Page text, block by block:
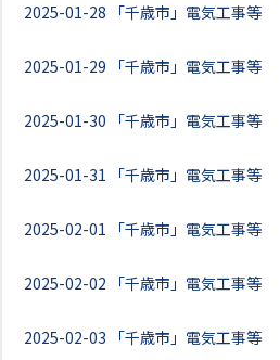
2025-01-28 「千歳市」電気工事等
2025-01-29 「千歳市」電気工事等
2025-01-30 「千歳市」電気工事等
2025-01-31 「千歳市」電気工事等
2025-02-01 「千歳市」電気工事等
2025-02-02 「千歳市」電気工事等
2025-02-03 「千歳市」電気工事等